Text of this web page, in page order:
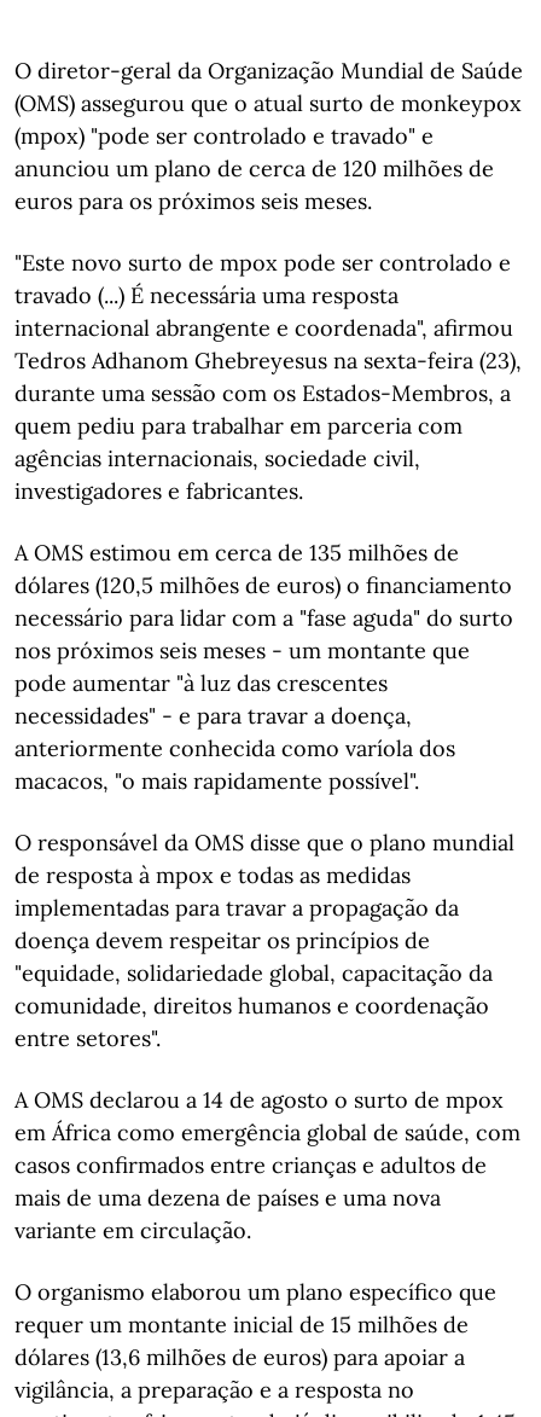
O diretor-geral da Organização Mundial de Saúde
(OMS) assegurou que o atual surto de monkeypox
(mpox) "pode ser controlado e travado" e
anunciou um plano de cerca de 120 milhões de
euros para os próximos seis meses.
"Este novo surto de mpox pode ser controlado e
travado (...) É necessária uma resposta
internacional abrangente e coordenada", afirmou
Tedros Adhanom Ghebreyesus na sexta-feira (23),
durante uma sessão com os Estados-Membros, a
quem pediu para trabalhar em parceria com
agências internacionais, sociedade civil,
investigadores e fabricantes.
A OMS estimou em cerca de 135 milhões de
dólares (120,5 milhões de euros) o financiamento
necessário para lidar com a "fase aguda" do surto
nos próximos seis meses - um montante que
pode aumentar "à luz das crescentes
necessidades" - e para travar a doença,
anteriormente conhecida como varíola dos
macacos, "o mais rapidamente possível".
O responsável da OMS disse que o plano mundial
de resposta à mpox e todas as medidas
implementadas para travar a propagação da
doença devem respeitar os princípios de
"equidade, solidariedade global, capacitação da
comunidade, direitos humanos e coordenação
entre setores".
A OMS declarou a 14 de agosto o surto de mpox
em África como emergência global de saúde, com
casos confirmados entre crianças e adultos de
mais de uma dezena de países e uma nova
variante em circulação.
O organismo elaborou um plano específico que
requer um montante inicial de 15 milhões de
dólares (13,6 milhões de euros) para apoiar a
vigilância, a preparação e a resposta no